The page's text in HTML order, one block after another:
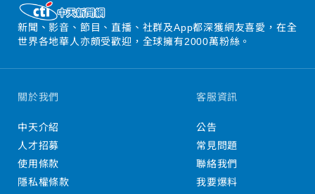
新聞、影音、節目、直播、社群及App都深獲網友喜愛，在全
世界各地華人亦頗受歡迎，全球擁有2000萬粉絲。
關於我們
中天介紹
人才招募
使用條款
隱私權條款
客服資訊
公告
常見問題
聯絡我們
我要爆料